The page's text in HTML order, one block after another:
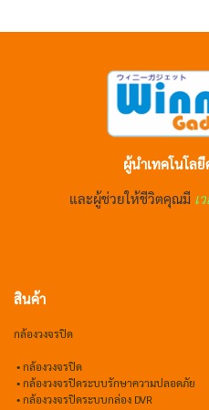
ผู้นำเทคโนโล
และผู้ช่วยให้ชีวิตคุณมี เ
สินค้า
กล้องวงจรปิด
•กล้องวงจรปิด
•กล้องวงจรปิดระบบรักษาความปลอดภัย
• กล้องวงจรปิดระบบกล่อง DVR